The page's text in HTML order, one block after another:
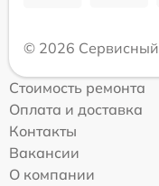
© 2026 Сервисный
Стоимость ремонта
Оплата и доставка
Контакты
Вакансии
О компании